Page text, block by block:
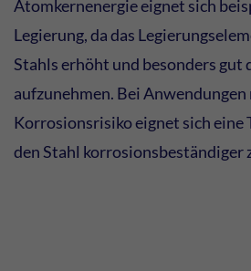
Atomkernenergie eignet sich
Legierung, da das
Stahls erhöht und besonders gut
aufzunehmen. Bei
Korrosionsrisiko eignet sich eine
den Stahl korrosionsbeständiger